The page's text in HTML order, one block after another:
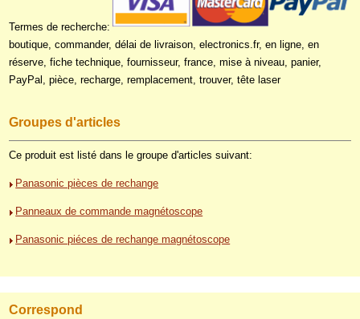
Termes de recherche:
boutique, commander, délai de livraison, electronics.fr, en ligne, en
réserve, fiche technique, fournisseur, france, mise à niveau, panier,
PayPal, pièce, recharge, remplacement, trouver, tête laser
Groupes d'articles
Ce produit est listé dans le groupe d'articles suivant:
Panasonic pièces de rechange
Panneaux de commande magnétoscope
Panasonic piéces de rechange magnétoscope
Correspond